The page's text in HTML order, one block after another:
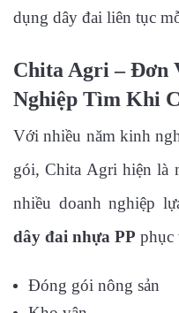
dụng dây đai liên tục
Chita Agri – Đơn
Nghiệp Tìm Khi
Với nhiều năm kinh
gói, Chita Agri hiện là
nhiều doanh nghiệp
dây đai nhựa PP phục
Đóng gói nông sản